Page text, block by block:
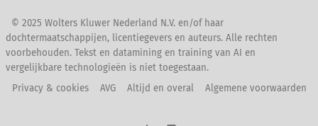
© 2025 Wolters Kluwer Nederland N.V. en/of haar
dochtermaatschappijen, licentiegevers en auteurs. Alle rechten
voorbehouden. Tekst en datamining en training van AI en
vergelijkbare technologieën is niet toegestaan.
Privacy & cookies
AVG Altijd en overal Algemene voorwaarden